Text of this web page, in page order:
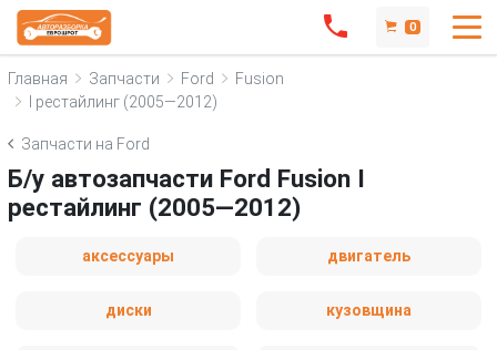
0
Главная Запчасти Ford
Fusion
I рестайлинг (2005—2012)
Запчасти на Ford
Б/у автозапчасти Ford Fusion I
рестайлинг (2005—2012)
аксессуары двигатель
диски кузовщина